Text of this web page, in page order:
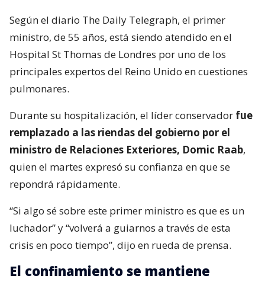
Según el diario The Daily Telegraph, el primer
ministro, de 55 años, está siendo atendido en el
Hospital St Thomas de Londres por uno de los
principales expertos del Reino Unido en cuestiones
pulmonares.
Durante su hospitalización, el líder conservador fue
remplazado a las riendas del gobierno por el
ministro de Relaciones Exteriores, Domic Raab,
quien el martes expresó su confianza en que se
repondrá rápidamente.
“Si algo sé sobre este primer ministro es que es un
luchador” y “volverá a guiarnos a través de esta
crisis en poco tiempo”, dijo en rueda de prensa.
El confinamiento se mantiene